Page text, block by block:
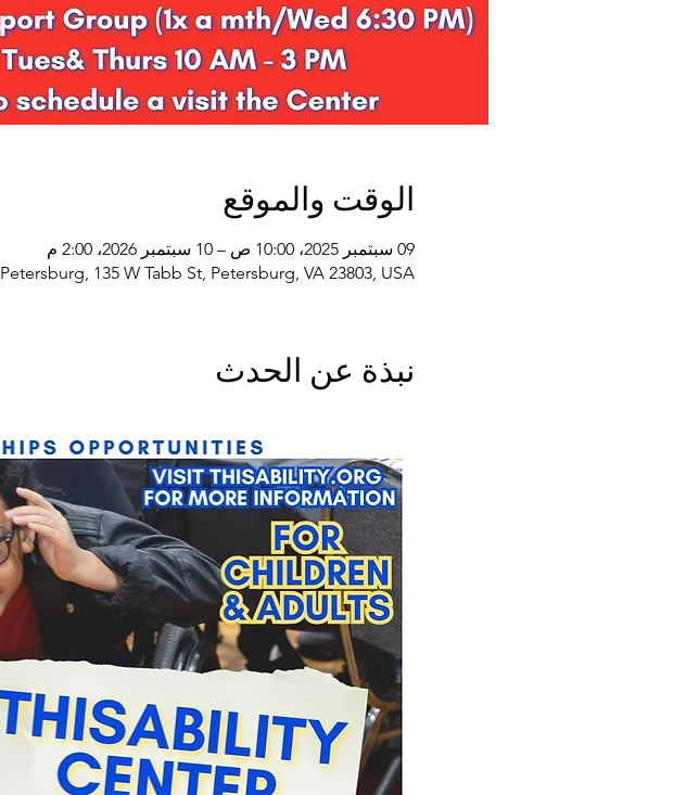
الوقت والموقع
09 سبتمبر 2025، 10:00 ص – 10 سبتمبر 2026، 2:00 م
Petersburg, 135 W Tabb St, Petersburg, VA 23803, USA
نبذة عن الحدث